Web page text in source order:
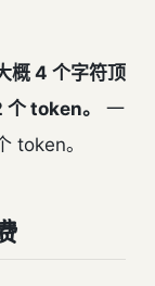
概 4 个字符顶
token。
一
token。